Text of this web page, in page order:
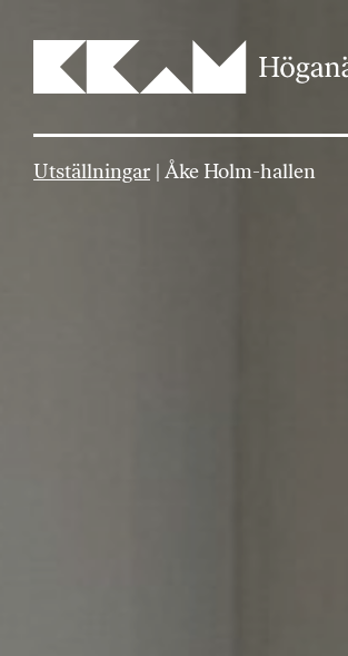
Main Navigation
Utställningar | Åke Holm-hallen